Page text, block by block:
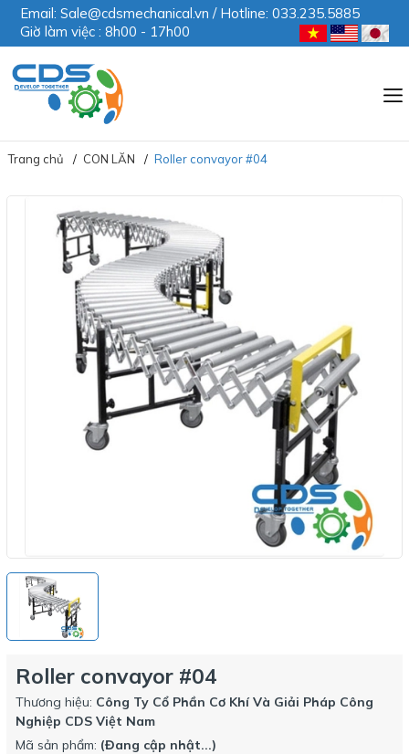
Email: Sale@cdsmechanical.vn / Hotline: 033.235.5885
Giờ làm việc : 8h00 - 17h00
Trang chủ CON LĂN Roller convayor #04
Roller convayor #04
Thương hiệu: Công Ty Cổ Phần Cơ Khí Và Giải Pháp Công
Nghiệp CDS Việt Nam
Mã sản phẩm: (Đang cập nhật...)